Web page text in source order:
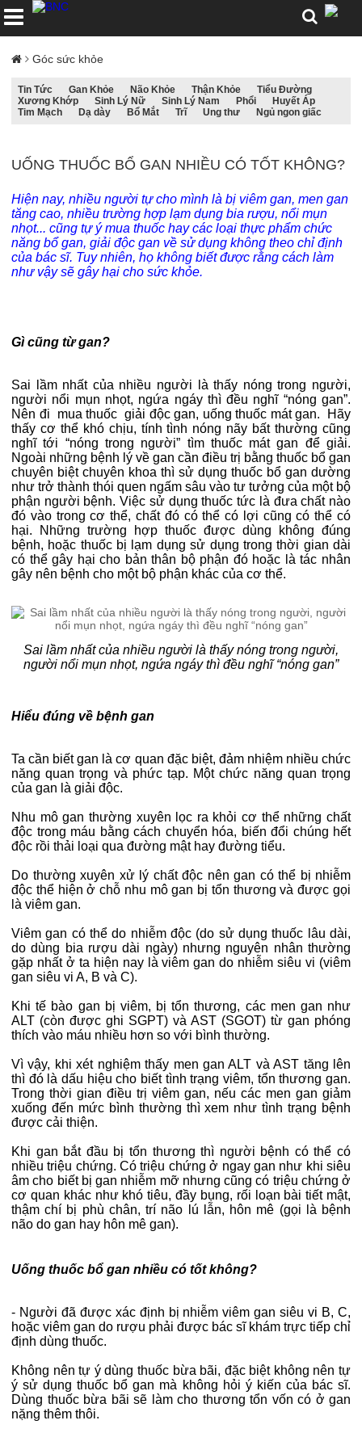
Góc sức khỏe
Tin Tức Gan Khỏe Não Khỏe Thận Khỏe
Tiểu Đường
Xương Khớp
Sinh Lý Nữ Sinh Lý Nam Phổi
Huyết Áp
Tim Mạch
Dạ dày Bổ Mắt Trĩ Ung thư Ngủ ngon giấc
UỐNG THUỐC BỔ GAN NHIỀU CÓ TỐT KHÔNG?
Hiện nay, nhiều người tự cho mình là bị viêm gan, men gan
tăng cao, nhiều trường hợp lạm dụng bia rượu, nổi mụn
nhọt... cũng tự ý mua thuốc hay các loại thực phẩm chức
năng bổ gan, giải độc gan về sử dụng không theo chỉ định
của bác sĩ. Tuy nhiên, họ không biết được rằng cách làm
như vậy sẽ gây hại cho sức khỏe.
Gì cũng từ gan?
Sai lầm nhất của nhiều người là thấy nóng trong người,
người nổi mụn nhọt, ngứa ngáy thì đều nghĩ “nóng gan”.
Nên đi mua thuốc giải độc gan, uống thuốc mát gan. Hãy
thấy cơ thể khó chịu, tính tình nóng nãy bất thường cũng
nghĩ tới “nóng trong người” tìm thuốc mát gan để giải.
Ngoài những bệnh lý về gan cần điều trị bằng thuốc bổ gan
chuyên biệt chuyên khoa thì sử dụng thuốc bổ gan dường
như trở thành thói quen ngấm sâu vào tư tưởng của một bộ
phận người bệnh. Việc sử dụng thuốc tức là đưa chất nào
đó vào trong cơ thể, chất đó có thể có lợi cũng có thể có
hại. Những trường hợp thuốc được dùng không đúng
bệnh, hoặc thuốc bị lạm dụng sử dụng trong thời gian dài
có thể gây hại cho bản thân bộ phận đó hoặc là tác nhân
gây nên bệnh cho một bộ phận khác của cơ thể.
Sai lầm nhất của nhiều người là thấy nóng trong người,
người nổi mụn nhọt, ngứa ngáy thì đều nghĩ “nóng gan”
Hiểu đúng về bệnh gan
Ta cần biết gan là cơ quan đặc biệt, đảm nhiệm nhiều chức
năng quan trọng và phức tạp. Một chức năng quan trọng
của gan là giải độc.
Nhu mô gan thường xuyên lọc ra khỏi cơ thể những chất
độc trong máu bằng cách chuyển hóa, biến đổi chúng hết
độc rồi thải loại qua đường mật hay đường tiểu.
Do thường xuyên xử lý chất độc nên gan có thể bị nhiễm
độc thể hiện ở chỗ nhu mô gan bị tổn thương và được gọi
là viêm gan.
Viêm gan có thể do nhiễm độc (do sử dụng thuốc lâu dài,
do dùng bia rượu dài ngày) nhưng nguyên nhân thường
gặp nhất ở ta hiện nay là viêm gan do nhiễm siêu vi (viêm
gan siêu vi A, B và C).
Khi tế bào gan bị viêm, bị tổn thương, các men gan như
ALT (còn được ghi SGPT) và AST (SGOT) từ gan phóng
thích vào máu nhiều hơn so với bình thường.
Vì vậy, khi xét nghiệm thấy men gan ALT và AST tăng lên
thì đó là dấu hiệu cho biết tình trạng viêm, tổn thương gan.
Trong thời gian điều trị viêm gan, nếu các men gan giảm
xuống đến mức bình thường thì xem như tình trạng bệnh
được cải thiện.
Khi gan bắt đầu bị tổn thương thì người bệnh có thể có
nhiều triệu chứng. Có triệu chứng ở ngay gan như khi siêu
âm cho biết bị gan nhiễm mỡ nhưng cũng có triệu chứng ở
cơ quan khác như khó tiêu, đầy bụng, rối loạn bài tiết mật,
thậm chí bị phù chân, trí não lú lẫn, hôn mê (gọi là bệnh
não do gan hay hôn mê gan).
Uống thuốc bổ gan nhiều có tốt không?
- Người đã được xác định bị nhiễm viêm gan siêu vi B, C,
hoặc viêm gan do rượu phải được bác sĩ khám trực tiếp chỉ
định dùng thuốc.
Không nên tự ý dùng thuốc bừa bãi, đặc biệt không nên tự
ý sử dụng thuốc bổ gan mà không hỏi ý kiến của bác sĩ.
Dùng thuốc bừa bãi sẽ làm cho thương tổn vốn có ở gan
nặng thêm thôi.